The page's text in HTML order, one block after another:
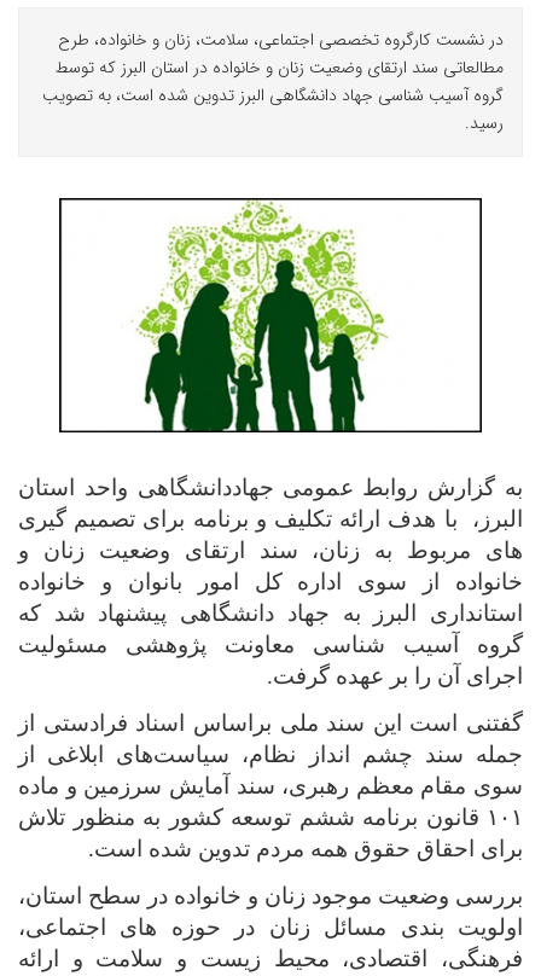
در نشست کارگروه تخصصی اجتماعی، سلامت، زنان و خانواده، طرح
مطالعاتی سند ارتقای وضعیت زنان و خانواده در استان البرز که توسط
گروه آسیب شناسی جهاد دانشگاهی البرز تدوین شده است، به تصویب
رسید.
به گزارش روابط عمومی جهاددانشگاهی واحد استان
البرز، با هدف ارائه تکلیف و برنامه برای تصمیم گیری
های مربوط به زنان، سند ارتقای وضعیت زنان و
خانواده از سوی اداره کل امور بانوان و خانواده
استانداری البرز به جهاد دانشگاهی پیشنهاد شد که
گروه آسیب شناسی معاونت پژوهشی مسئولیت
اجرای آن را بر عهده گرفت.
گفتنی است این سند ملی براساس اسناد فرادستی از
جمله سند چشم انداز نظام، سیاست‌های ابلاغی از
سوی مقام معظم رهبری، سند آمایش سرزمین و ماده
۱۰۱ قانون برنامه ششم توسعه کشور به منظور تلاش
برای احقاق حقوق همه مردم تدوین شده است.
بررسی وضعیت موجود زنان و خانواده در سطح استان،
اولویت بندی مسائل زنان در حوزه های اجتماعی،
فرهنگی، اقتصادی، محیط زیست و سلامت و ارائه